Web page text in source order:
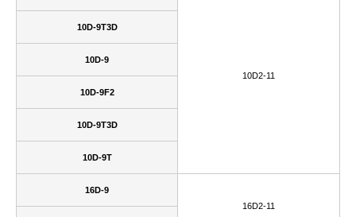
10D2-11
10D-9T3D
10D-9
10D-9F2
10D-9T3D
10D-9T
16D-9
16D2-11